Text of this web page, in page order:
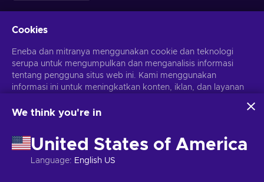
Berlangganan
Kamu dapat berhenti berlangganan kapan saja. Kunjungi
Cookies
Eneba dan mitranya menggunakan cookie dan teknologi
serupa untuk mengumpulkan dan menganalisis informasi
tentang pengguna situs web ini. Kami menggunakan
informasi ini untuk meningkatkan konten, iklan, dan layanan
personalisasi iklan.
penggunaan teknologi ini oleh Eneba dan mitranya. Kamu
dapat menyesuaikan persetujuanmu dengan mengklik
'Sesuaikan'.
We think you're in
United States of America
Language: English US